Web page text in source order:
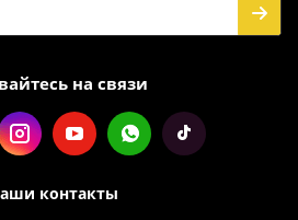
на связи
контакты